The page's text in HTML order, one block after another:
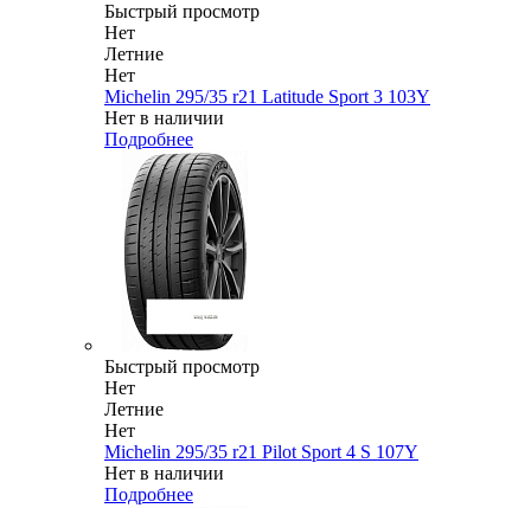
Быстрый просмотр
Нет
Летние
Нет
Michelin 295/35 r21 Latitude Sport 3 103Y
Нет в наличии
Подробнее
Быстрый просмотр
Нет
Летние
Нет
Michelin 295/35 r21 Pilot Sport 4 S 107Y
Нет в наличии
Подробнее